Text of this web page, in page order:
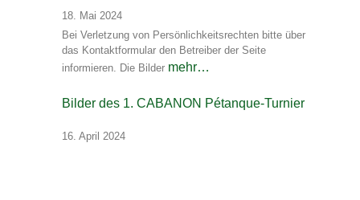
18. Mai 2024
Bei Verletzung von Persönlichkeitsrechten bitte über
das Kontaktformular den Betreiber der Seite
informieren. Die Bilder mehr…
Bilder des 1. CABANON Pétanque-Turnier
16. April 2024